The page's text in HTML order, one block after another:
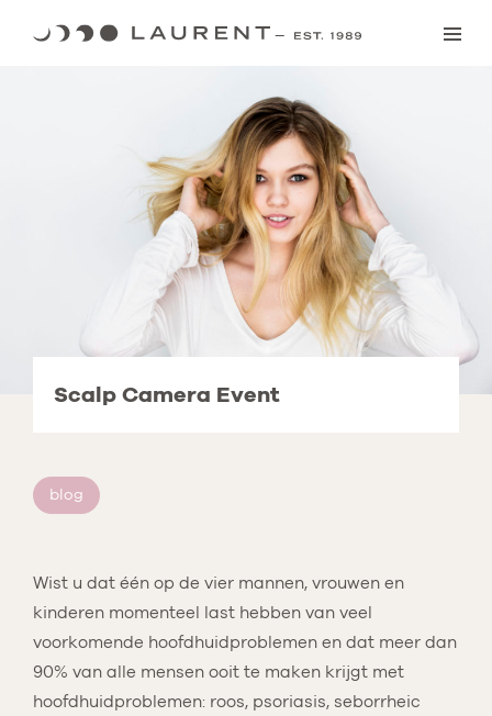
Scalp Camera Event
blog
Wist u dat één op de vier mannen, vrouwen en
kinderen momenteel last hebben van veel
voorkomende hoofdhuidproblemen en dat meer dan
90% van alle mensen ooit te maken krijgt met
hoofdhuidproblemen: roos, psoriasis, seborrheic